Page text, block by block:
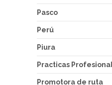
Pasco
Perú
Piura
Practicas
Promotora de ruta